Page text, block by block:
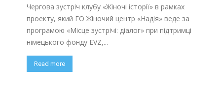
Чергова зустріч клубу «Жіночі історії» в рамках
проекту, який ГО Жіночий центр «Надія» веде за
програмою «Місце зустрічі: діалог» при підтримці
німецького фонду EVZ,...
Read more